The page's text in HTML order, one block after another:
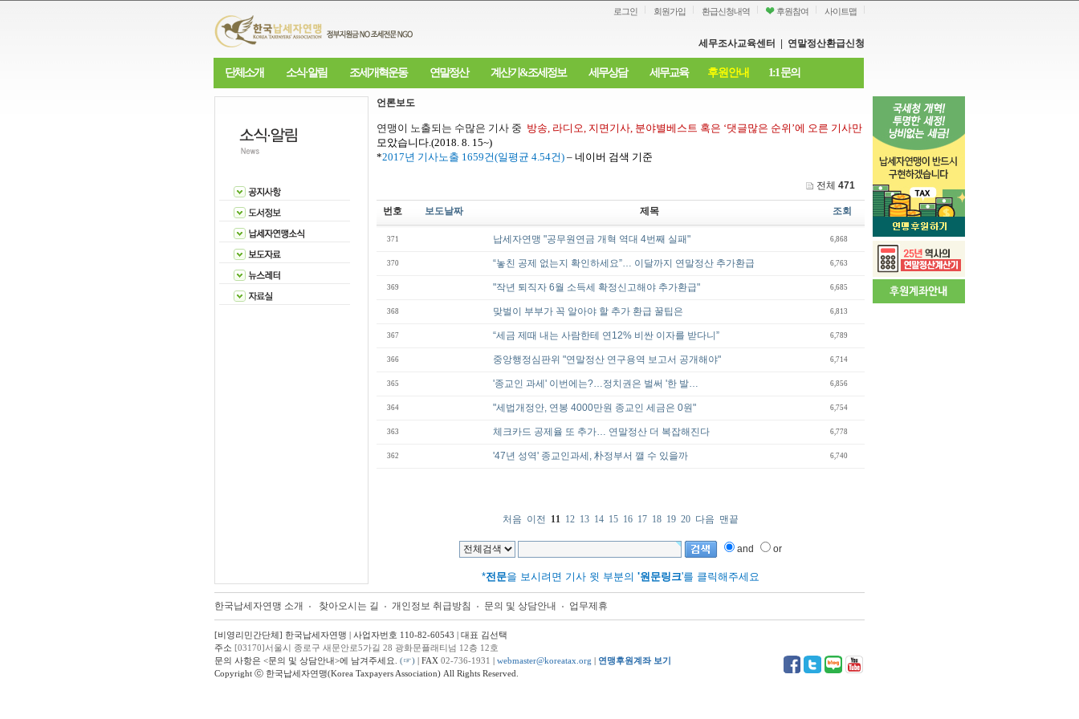
로그인 회원가입 환급신청내역 후원참여 사이트맵
세무조사교육센터 연말정산환급신청
단체소개 소식·알림 조세개혁운동 연말정산 계산기&조세정보 세무상담 세무교육 후원안내 1:1 문의
언론보도
연맹이 노출되는 수많은 기사 중 방송, 라디오, 지면기사, 분야별베스트 혹은 ‘댓글많은 순위 ’에 오른 기사만
모았습니다.(2018. 8. 15~)
*2017년 기사노출 1659건(일평균 4.54건) – 네이버 검색 기준
전체 471
번호 보도날짜 제목 조회
371 납세자연맹 "공무원연금 개혁 역대 4번째 실패" 6,868
370 “놓친 공제 없는지 확인하세요”… 이달까지 연말정산 추가환급 6,763
369 "작년 퇴직자 6월 소득세 확정신고해야 추가환급" 6,685
368 맞벌이 부부가 꼭 알아야 할 추가 환급 꿀팁은 6,813
367 “세금 제때 내는 사람한테 연12% 비싼 이자를 받다니” 6,789
366 중앙행정심판위 "연말정산 연구용역 보고서 공개해야" 6,714
365 '종교인 과세' 이번에는?…정치권은 벌써 '한 발… 6,856
364 "세법개정안, 연봉 4000만원 종교인 세금은 0원" 6,754
363 체크카드 공제율 또 추가… 연말정산 더 복잡해진다 6,778
362 '47년 성역' 종교인과세, 朴정부서 깰 수 있을까 6,740
처음 이전 11 12 13 14 15 16 17 18 19 20 다음 맨끝
and or
*전문을 보시려면 기사 윗 부분의 '원문링크'를 클릭해주세요
한국납세자연맹 소개 찾아오시는 길 개인정보 취급방침 문의 및 상담안내 업무제휴
[비영리민간단체] 한국납세자연맹 | 사업자번호 110-82-60543 | 대표 김선택
주소 [03170]서울시 종로구 새문안로5가길 28 광화문플래티넘 12층 12호
문의 사항은 <문의 및 상담안내>에 남겨주세요. (☞) | FAX 02-736-1931 | webmaster@koreatax.org | 연맹후원계좌 보기
Copyright ⓒ 한국납세자연맹(Korea Taxpayers Association) All Rights Reserved.